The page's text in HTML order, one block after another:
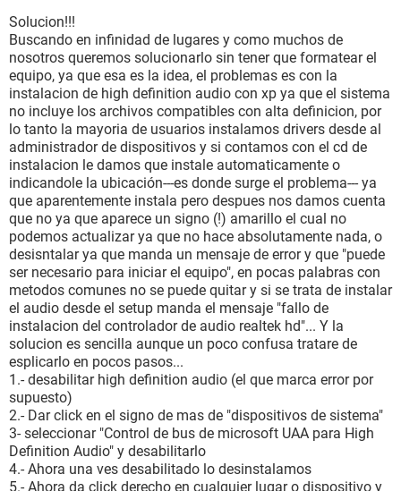
(3-3-3-9 @ 200 MHz)
DIMM3: SuperTalent SUPERTALENT02 [ TRIAL VERSION ]
Tipo de BIOS AMI (12/10/07)
Puerto de comunicación Puerto de comunicaciones (COM1)
Puerto de comunicación Puerto de impresora ECP (LPT1)
Monitor:
Placa de video Radeon X1550 64-bit Secondary (512 MB)
Placa de video Radeon X1550 64-bit (512 MB)
Aceleradora 3D ATI Radeon X1550 (RV505)
Monitor EnVision G19LWk [19" LCD] (J7677VA000024)
Multimedia:
Placa de sonido Realtek ALC662 @ Intel 82801GB ICH7 -
High Definition Audio Controller [A-1]
Almacenamiento:
Controlador IDE Intel(R) 82801G (ICH7 Family) Ultra ATA
Storage Controllers - 27DF
Controlador IDE Intel(R) 82801GB/GR/GH (ICH7 Family)
Serial ATA Storage Controller - 27C0
Disco rígido Hitachi HDS721616PLA380 (160 GB, 7200
RPM, SATA-II)
Disco óptico ATAPI DVD A DH20A4P (DVD+R9:8x, DVD-
R9:8x, DVD+RW:20x/8x, DVD-RW:20x/6x, DVD-RAM:12x,
DVD-ROM:16x, CD:48x/32x/48x DVD+RW/DVD-RW/DVD-
RAM)
Solucion!!!
Buscando en infinidad de lugares y como muchos de
nosotros queremos solucionarlo sin tener que formatear el
equipo, ya que esa es la idea, el problemas es con la
instalacion de high definition audio con xp ya que el sistema
no incluye los archivos compatibles con alta definicion, por
lo tanto la mayoria de usuarios instalamos drivers desde al
administrador de dispositivos y si contamos con el cd de
instalacion le damos que instale automaticamente o
indicandole la ubicación---es donde surge el problema--- ya
que aparentemente instala pero despues nos damos cuenta
que no ya que aparece un signo (!) amarillo el cual no
podemos actualizar ya que no hace absolutamente nada, o
desisntalar ya que manda un mensaje de error y que "puede
ser necesario para iniciar el equipo", en pocas palabras con
metodos comunes no se puede quitar y si se trata de instalar
el audio desde el setup manda el mensaje "fallo de
instalacion del controlador de audio realtek hd"... Y la
solucion es sencilla aunque un poco confusa tratare de
esplicarlo en pocos pasos...
1.- desabilitar high definition audio (el que marca error por
supuesto)
2.- Dar click en el signo de mas de "dispositivos de sistema"
3- seleccionar "Control de bus de microsoft UAA para High
Definition Audio" y desabilitarlo
4.- Ahora una ves desabilitado lo desinstalamos
5.- Ahora da click derecho en cualquier lugar o dispositivo y